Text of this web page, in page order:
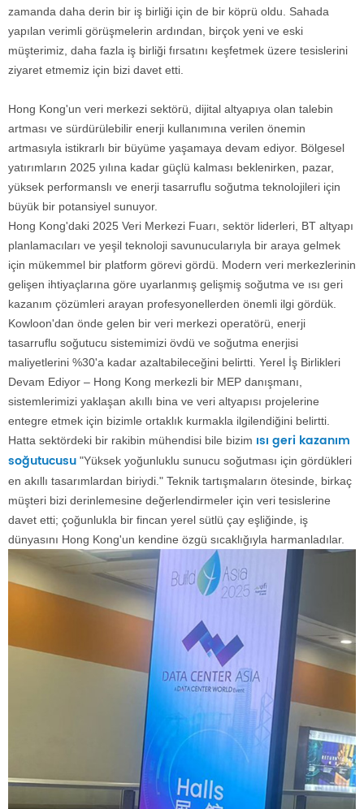
zamanda daha derin bir iş birliği için de bir köprü oldu. Sahada
yapılan verimli görüşmelerin ardından, birçok yeni ve eski
müşterimiz, daha fazla iş birliği fırsatını keşfetmek üzere tesislerini
ziyaret etmemiz için bizi davet etti.
Hong Kong'un veri merkezi sektörü, dijital altyapıya olan talebin
artması ve sürdürülebilir enerji kullanımına verilen önemin
artmasıyla istikrarlı bir büyüme yaşamaya devam ediyor. Bölgesel
yatırımların 2025 yılına kadar güçlü kalması beklenirken, pazar,
yüksek performanslı ve enerji tasarruflu soğutma teknolojileri için
büyük bir potansiyel sunuyor.
Hong Kong'daki 2025 Veri Merkezi Fuarı, sektör liderleri, BT altyapı
planlamacıları ve yeşil teknoloji savunucularıyla bir araya gelmek
için mükemmel bir platform görevi gördü. Modern veri merkezlerinin
gelişen ihtiyaçlarına göre uyarlanmış gelişmiş soğutma ve ısı geri
kazanım çözümleri arayan profesyonellerden önemli ilgi gördük.
Kowloon'dan önde gelen bir veri merkezi operatörü, enerji
tasarruflu soğutucu sistemimizi övdü ve soğutma enerjisi
maliyetlerini %30'a kadar azaltabileceğini belirtti. Yerel İş Birlikleri
Devam Ediyor – Hong Kong merkezli bir MEP danışmanı,
sistemlerimizi yaklaşan akıllı bina ve veri altyapısı projelerine
entegre etmek için bizimle ortaklık kurmakla ilgilendiğini belirtti.
Hatta sektördeki bir rakibin mühendisi bile bizim ısı geri kazanım
soğutucusu "Yüksek yoğunluklu sunucu soğutması için gördükleri
en akıllı tasarımlardan biriydi." Teknik tartışmaların ötesinde, birkaç
müşteri bizi derinlemesine değerlendirmeler için veri tesislerine
davet etti; çoğunlukla bir fincan yerel sütlü çay eşliğinde, iş
dünyasını Hong Kong'un kendine özgü sıcaklığıyla harmanladılar.